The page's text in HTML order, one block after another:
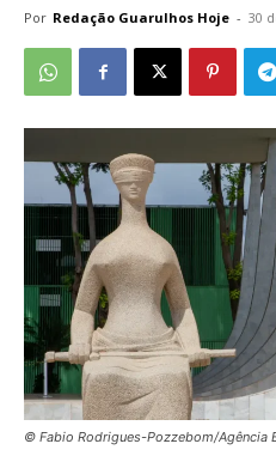
Por Redação Guarulhos Hoje - 30
© Fabio Rodrigues-Pozzebom/Agência